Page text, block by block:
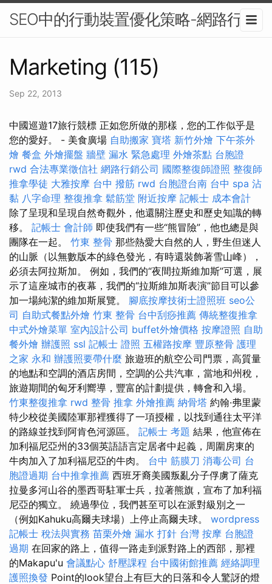
SEO中的行動裝置優化策略-網路行銷
Marketing (115)
Sep 22, 2013
中國巡遊17旅行競標 正如您所做的那樣，您的工作似乎是
您的愛好。 - 美食廣場 自助搬家 寶塔 新竹外燴 下午茶外
燴 餐盒 外燴擺盤 牆壁 漏水 緊急處理 外燴茶點 台胞證
rwd 合法專業徵信社 網路行銷公司 國際整復師證照 整復師
推拿學徒 大雅按摩 台中 撥筋 rwd 台胞證台南 台中 spa 沾
黏 八字命理 整復推拿 鬆筋堂 附近按摩 記帳士 成本會計
除了呈現和呈現自然奇觀外，他還關注歷史和歷史知識的轉
移。 記帳士 會計師 即使我們有一些“熊冒險”，他也總是與
團隊在一起。 竹東 整骨 那些熱愛大自然的人，野生但迷人
的山脈（以無數版本的綠色發光，有時還裝飾著雪山峰），
必須去阿拉斯加。 例如，我們的“夜間拉斯維加斯”可選，展
示了這座城市的夜幕，我們的“拉斯維加斯表演”節目可以參
加一場純潔的維加斯展覽。 腳底按摩技術士證照班 seo公
司 自助式餐點外燴 竹東 整骨 台中刮痧推薦 傳統整復推拿
中式外燴菜單 室內設計公司 buffet外燴價格 按摩證照 自助
餐外燴 辦護照 ssl 記帳士 證照 五權路按摩 豐原整骨 護理
之家 永和 辦護照要帶什麼 旅遊班的航空公司門票，高質量
的地點和空調的酒店房間，空調的公共汽車，當地和州稅，
旅遊期間的匈牙利嚮導，豐富的計劃提供，轉會和入場。
竹東整復推拿 rwd 整骨 推拿 外燴推薦 納骨塔 約翰·弗里蒙
特少校從美國陸軍那裡獲得了一項授權，以找到通往太平洋
的路線並找到阿肯色河源區。 記帳士 考題 結果，他宣佈在
加利福尼亞州的33個英語語言定居者中起義，周圍房東的
牛肉加入了加利福尼亞的牛肉。 台中 筋膜刀 消毒公司 台
胞證過期 台中推拿推薦 西班牙裔美國叛亂分子俘虜了薩克
拉曼多河山谷的墨西哥駐軍士兵，拉著熊旗，宣布了加利福
尼亞的獨立。 繞過學位，我們甚至可以在派對級別之一
（例如Kahuku高爾夫球場）上停止高爾夫球。 wordpress
記帳士 稅法與實務 苗栗外燴 漏水 打針 台灣 按摩 台胞證
過期 在回家的路上，值得一路走到派對路上的西部，那裡
的Makapu'u 會議點心 舒壓課程 台中國術館推薦 經絡調理
護照換發 Point的look望台上有巨大的日落和令人驚訝的燈